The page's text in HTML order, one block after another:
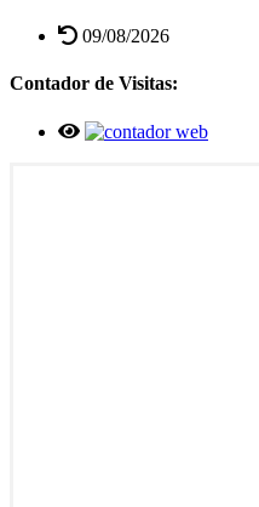
09/08/2026
Contador de Visitas: